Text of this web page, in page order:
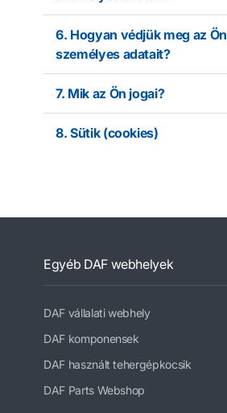
6. Hogyan védjük meg az Ön
személyes adatait?
7. Mik az Ön jogai?
8. Sütik (cookies)
Egyéb DAF webhelyek
DAF vállalati webhely
DAF komponensek
DAF használt tehergépkocsik
DAF Parts Webshop